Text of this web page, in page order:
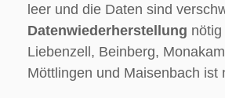
leer und die Daten sind
Datenwiederherstellung
Liebenzell, Beinberg,
Möttlingen und Maisenbach ist